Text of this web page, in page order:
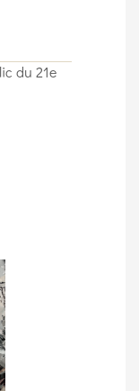
du 21e